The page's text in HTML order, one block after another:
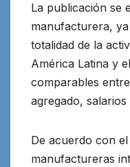
La publicación se
manufacturera,
totalidad de la
América Latina y
comparables
agregado,
De acuerdo con
manufactureras